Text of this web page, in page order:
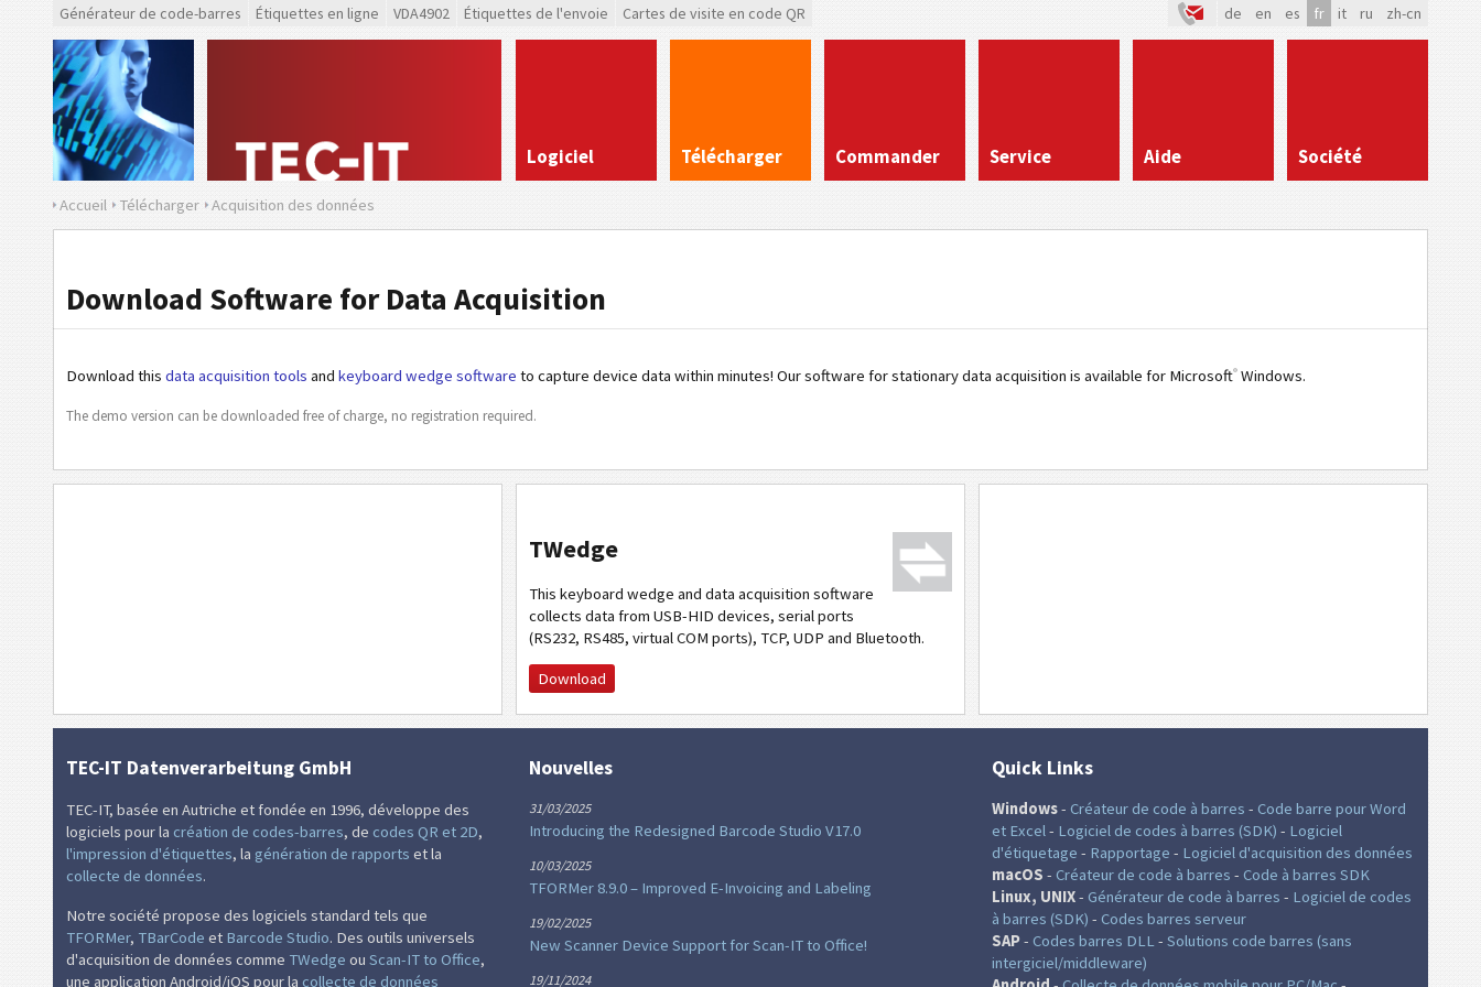
Générateur de code-barres Étiquettes en ligne VDA4902 Étiquettes de l'envoie Cartes de visite en code QR de en es fr it ru zh-cn
Logiciel Télécharger Commander Service Aide Société
Accueil Télécharger Acquisition des données
Download Software for Data Acquisition
Download this data acquisition tools and keyboard wedge software to capture device data within minutes! Our software for stationary data acquisition is available for Microsoft® Windows.
The demo version can be downloaded free of charge, no registration required.
TWedge
This keyboard wedge and data acquisition software
collects data from USB-HID devices, serial ports
(RS232, RS485, virtual COM ports), TCP, UDP and Bluetooth.
Download
TEC-IT Datenverarbeitung GmbH
TEC-IT, basée en Autriche et fondée en 1996, développe des
logiciels pour la création de codes-barres, de codes QR et 2D,
l'impression d'étiquettes, la génération de rapports et la
collecte de données.
Notre société propose des logiciels standard tels que
TFORMer, TBarCode et Barcode Studio. Des outils universels
d'acquisition de données comme TWedge ou Scan-IT to Office,
une application Android/iOS pour la collecte de données
Nouvelles
31/03/2025
Introducing the Redesigned Barcode Studio V17.0
10/03/2025
TFORMer 8.9.0 – Improved E-Invoicing and Labeling
19/02/2025
New Scanner Device Support for Scan-IT to Office!
19/11/2024
Quick Links
Windows- Créateur de code à barres - Code barre pour Word
et Excel- Logiciel de codes à barres (SDK) - Logiciel
d'étiquetage - Rapportage - Logiciel d'acquisition des données
macOS - Créateur de code à barres - Code à barres SDK
Linux, UNIX- Générateur de code à barres - Logiciel de codes
à barres (SDK) - Codes barres serveur
SAP- Codes barres DLL- Solutions code barres (sans
intergiciel/middleware)